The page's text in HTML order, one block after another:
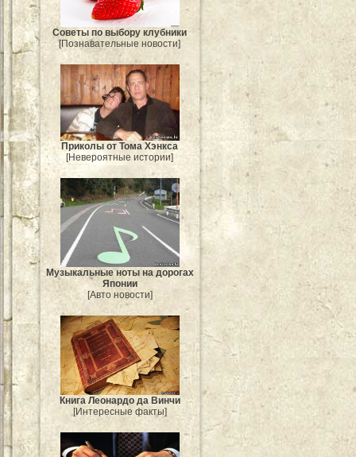
Советы по выбору клубники
[Познавательные новости]
Приколы от Тома Хэнкса
[Невероятные истории]
Музыкальные ноты на дорогах
Японии
[Авто новости]
Книга Леонардо да Винчи
[Интересные факты]